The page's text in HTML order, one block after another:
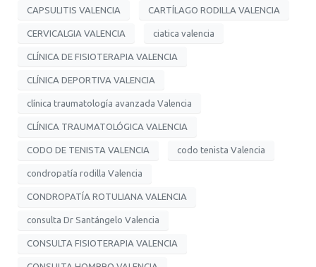
CAPSULITIS VALENCIA CARTÍLAGO RODILLA VALENCIA
CERVICALGIA VALENCIA ciatica valencia
CLÍNICA DE FISIOTERAPIA VALENCIA
CLÍNICA DEPORTIVA VALENCIA
clínica traumatología avanzada Valencia
CLÍNICA TRAUMATOLÓGICA VALENCIA
CODO DE TENISTA VALENCIA codo tenista Valencia
condropatía rodilla Valencia
CONDROPATÍA ROTULIANA VALENCIA
consulta Dr Santángelo Valencia
CONSULTA FISIOTERAPIA VALENCIA